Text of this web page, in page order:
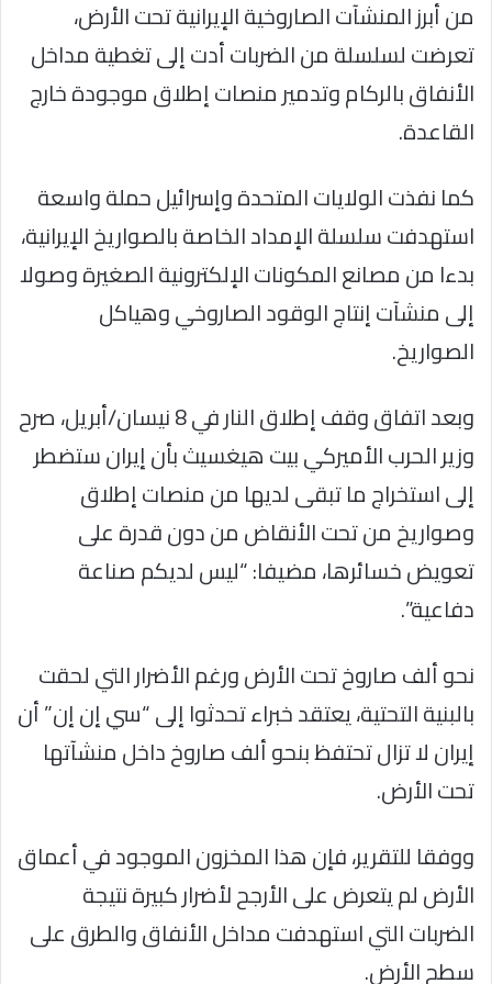
من أبرز المنشآت الصاروخية الإيرانية تحت الأرض،
تعرضت لسلسلة من الضربات أدت إلى تغطية مداخل
الأنفاق بالركام وتدمير منصات إطلاق موجودة خارج
القاعدة.
كما نفذت الولايات المتحدة وإسرائيل حملة واسعة
استهدفت سلسلة الإمداد الخاصة بالصواريخ الإيرانية،
بدءا من مصانع المكونات الإلكترونية الصغيرة وصولا
إلى منشآت إنتاج الوقود الصاروخي وهياكل
الصواريخ.
وبعد اتفاق وقف إطلاق النار في 8 نيسان/أبريل، صرح
وزير الحرب الأميركي بيت هيغسيث بأن إيران ستضطر
إلى استخراج ما تبقى لديها من منصات إطلاق
وصواريخ من تحت الأنقاض من دون قدرة على
تعويض خسائرها، مضيفا: “ليس لديكم صناعة
دفاعية”.
نحو ألف صاروخ تحت الأرض ورغم الأضرار التي لحقت
بالبنية التحتية، يعتقد خبراء تحدثوا إلى “سي إن إن” أن
إيران لا تزال تحتفظ بنحو ألف صاروخ داخل منشآتها
تحت الأرض.
ووفقا للتقرير، فإن هذا المخزون الموجود في أعماق
الأرض لم يتعرض على الأرجح لأضرار كبيرة نتيجة
الضربات التي استهدفت مداخل الأنفاق والطرق على
سطح الأرض.